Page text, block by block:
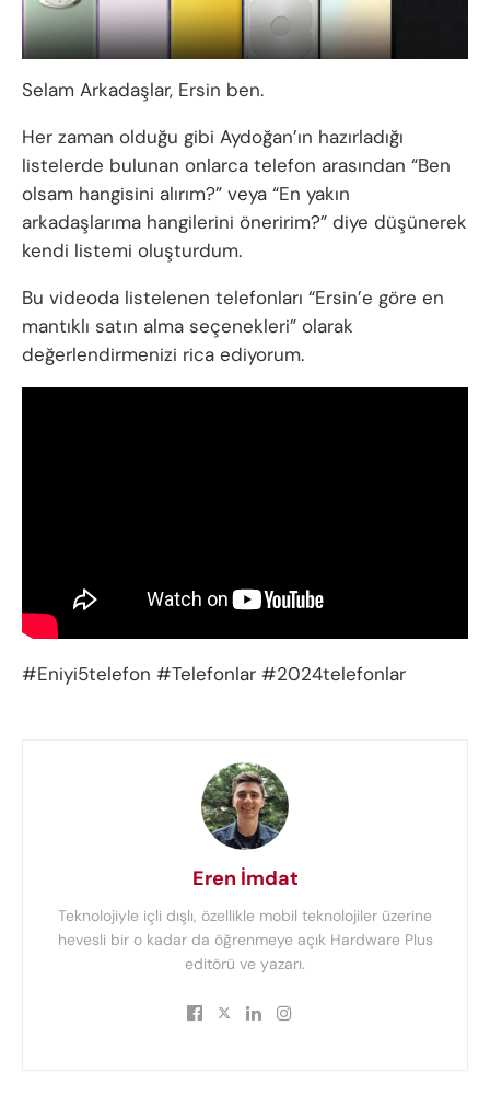
Selam Arkadaşlar, Ersin ben.
Her zaman olduğu gibi Aydoğan’ın hazırladığı
listelerde bulunan onlarca telefon arasından “Ben
olsam hangisini alırım?” veya “En yakın
arkadaşlarıma hangilerini öneririm?” diye düşünerek
kendi listemi oluşturdum.
Bu videoda listelenen telefonları “Ersin’e göre en
mantıklı satın alma seçenekleri” olarak
değerlendirmenizi rica ediyorum.
#Eniyi5telefon #Telefonlar #2024telefonlar
Eren İmdat
Teknolojiyle içli dışlı, özellikle mobil teknolojiler üzerine
hevesli bir o kadar da öğrenmeye açık Hardware Plus
editörü ve yazarı.